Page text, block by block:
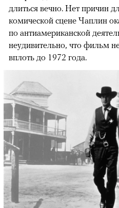
длиться вечно. Нет причин
комической сцене Чаплин
по антиамериканской
неудивительно, что фильм
вплоть до 1972 года.